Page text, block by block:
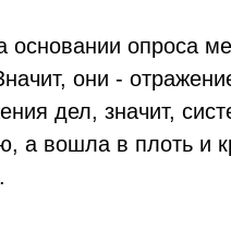
опроса
они -
дел, значит,
а вошла в плоть и